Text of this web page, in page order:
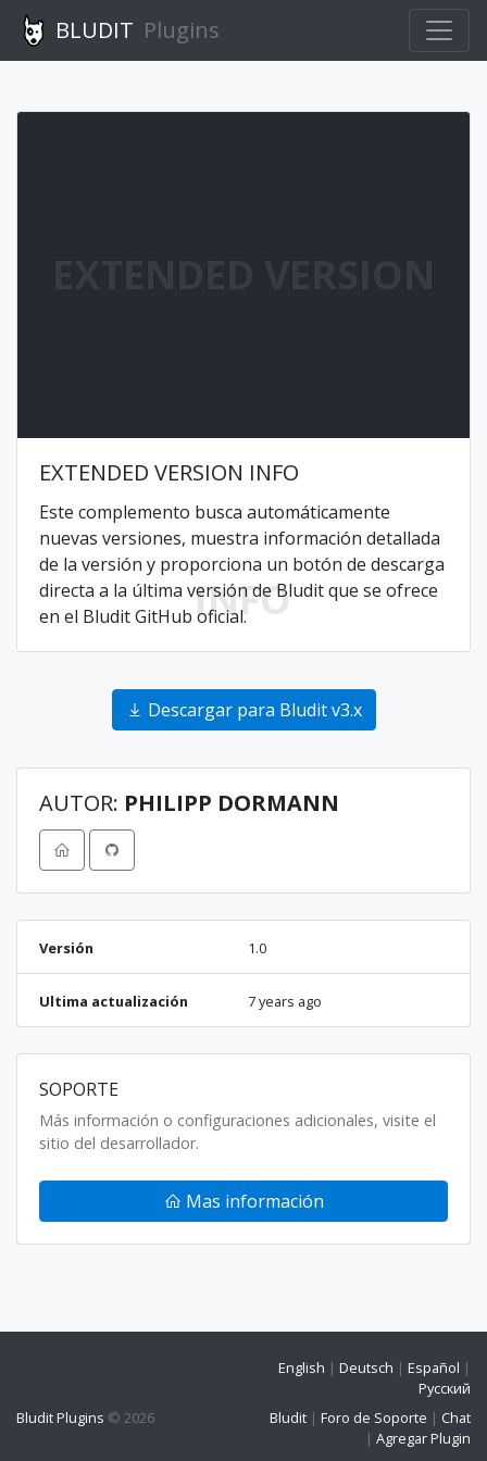
BLUDIT Plugins
EXTENDED VERSION
INFO
EXTENDED VERSION INFO
Este complemento busca automáticamente
nuevas versiones, muestra información detallada
de la versión y proporciona un botón de descarga
directa a la última versión de Bludit que se ofrece
en el Bludit GitHub oficial.
Descargar para Bludit v3.x
AUTOR: PHILIPP DORMANN
Versión 1.0
Ultima actualización 7 years ago
SOPORTE
Más información o configuraciones adicionales, visite el
sitio del desarrollador.
Mas información
English | Deutsch | Español |
Русский
Bludit Plugins © 2026 Bludit | Foro de Soporte | Chat
| Agregar Plugin